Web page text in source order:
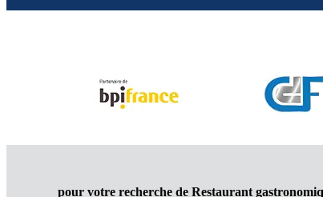
pour votre recherche de Restaurant